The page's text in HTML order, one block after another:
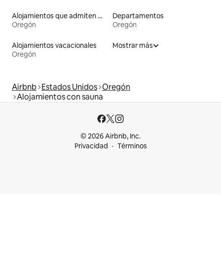
Alojamientos que admiten mascotas
Oregón
Departamentos
Oregón
Alojamientos vacacionales
Oregón
Mostrar más
Airbnb Estados Unidos Oregón
Alojamientos con sauna
© 2026 Airbnb, Inc.
Privacidad
Términos